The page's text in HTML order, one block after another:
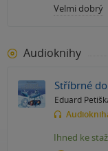
Velmi dobrý
Audioknihy
Stříbrné
Eduard
Ihned ke